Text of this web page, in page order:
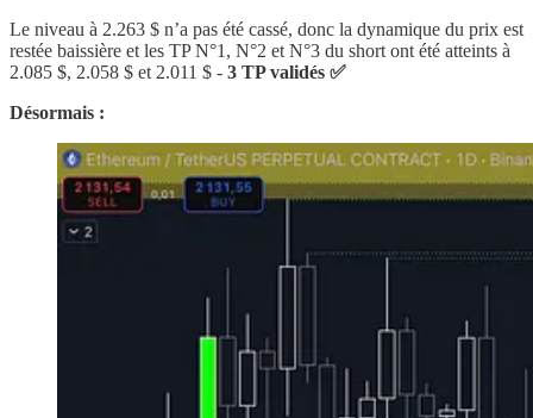
Le niveau à 2.263 $ n’a pas été cassé, donc la dynamique du prix est
restée baissière et les TP N°1, N°2 et N°3 du short ont été atteints à
2.085 $, 2.058 $ et 2.011 $ - 3 TP validés ✅
Désormais :